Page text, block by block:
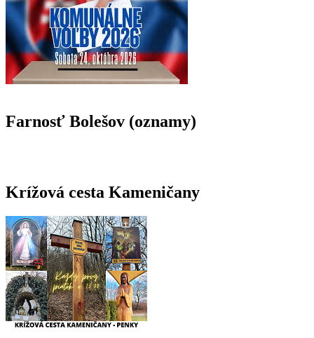
Farnosť Bolešov (oznamy)
Krížová cesta Kameničany